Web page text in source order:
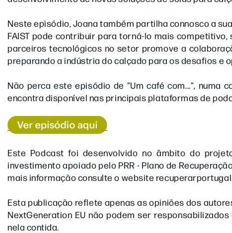
Neste episódio, Joana também partilha connosco a
FAIST pode contribuir para torná-lo mais
parceiros tecnológicos no setor promove a
preparando a indústria do calçado para os desafios e
Não perca este episódio de "Um café com...", numa
encontra disponível nas principais plataformas de
Este Podcast foi desenvolvido no âmbito do
investimento apoiado pelo PRR - Plano de
mais informação consulte o website
Esta publicação reflete apenas as opiniões dos
NextGeneration EU não podem ser
nela contida.